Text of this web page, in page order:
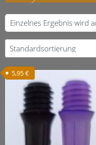
Einzelnes Ergebnis wird
5,95€